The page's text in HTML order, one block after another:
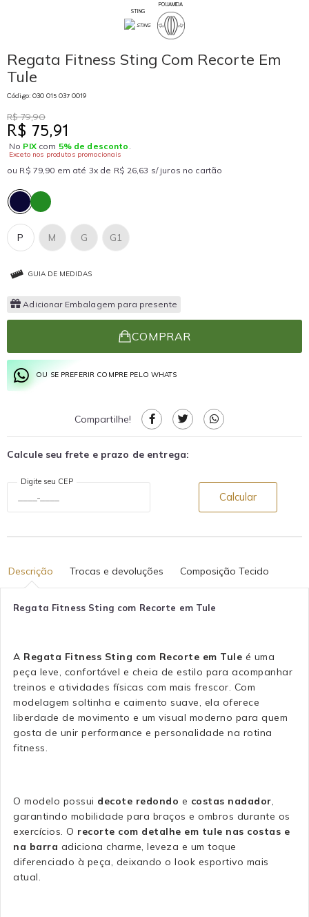
STING
POLIAMIDA
Regata Fitness Sting Com Recorte Em
Tule
Código: 030 015 037 0019
R$ 79,90
R$ 75,91
No PIXcom 5% de desconto .
Exceto nos produtos promocionais
ou R$ 79,90 em até 3x de R$ 26,63 s/ juros no cartão
G G1
M
P
GUIA DE MEDIDAS
Adicionar Embalagem para presente
COMPRAR
OU SE PREFERIR COMPRE PELO WHATS
Compartilhe!
Calcule seu frete e prazo de entrega:
Digite seu CEP
Calcular
Descrição Trocas e devoluções Composição Tecido
Regata Fitness Sting com Recorte em Tule
A Regata Fitness Sting com Recorte em Tule é uma
peça leve, confortável e cheia de estilo para acompanhar
treinos e atividades físicas com mais frescor. Com
modelagem soltinha e caimento suave, ela oferece
liberdade de movimento e um visual moderno para quem
gosta de unir performance e personalidade na rotina
fitness.
O modelo possui decote redondo e costas nadador
garantindo mobilidade para braços e ombros durante os
exercícios. O recorte com detalhe em tule nas costas e
na barra adiciona charme, leveza e um toque
diferenciado à peça, deixando o look esportivo mais
atual.